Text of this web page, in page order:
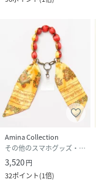
Amina Collection
その他のスマホグッズ・オーディオ機器
3,520円
32ポイント(1倍)